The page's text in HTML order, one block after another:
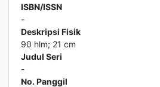
ISBN/ISSN
-
Deskripsi Fisik
90 hlm; 21 cm
Judul Seri
-
No. Panggil